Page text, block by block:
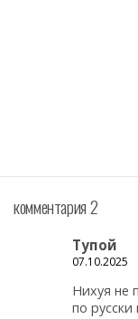
комментария 2
Тупой
07.10.2025
Нихуя не
по русски